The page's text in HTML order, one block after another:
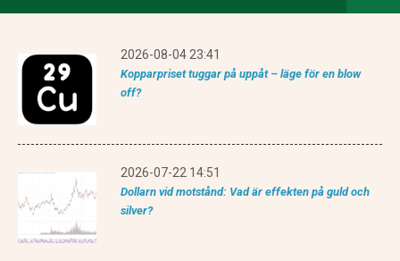
2026-08-04 23:41
Kopparpriset tuggar på uppåt – läge för en blow
off?
2026-07-22 14:51
Dollarn vid motstånd: Vad är effekten på guld och
silver?